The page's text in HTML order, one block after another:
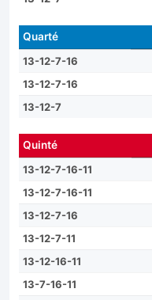
Quarté
13-12-7-16
13-12-7-16
13-12-7
Quinté
13-12-7-16-11
13-12-7-16-11
13-12-7-16
13-12-7-11
13-12-16-11
13-7-16-11